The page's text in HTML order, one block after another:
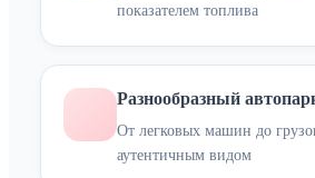
показателем топлива
Разнообразный
От легковых машин до
аутентичным видом